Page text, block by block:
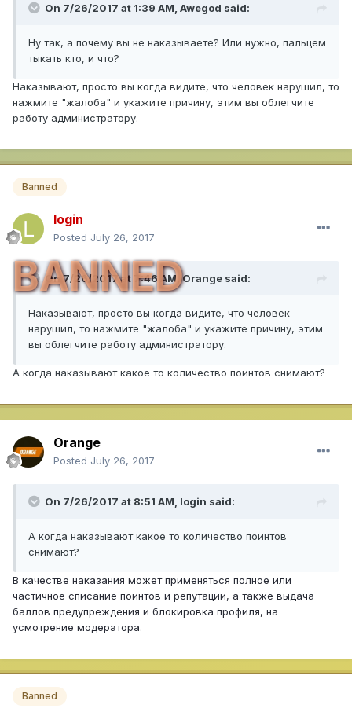
On 7/26/2017 at 1:39 AM, Awegod said:
Ну так, а почему вы не наказываете? Или нужно, пальцем
тыкать кто, и что?
Наказывают, просто вы когда видите, что человек нарушил, то
нажмите "жалоба" и укажите причину, этим вы облегчите
работу администратору.
Banned
login
Posted July 26, 2017
BANNED
On 7/26/2017 at 7:46 AM,Orange said:
Наказывают, просто вы когда видите, что человек
нарушил, то нажмите "жалоба" и укажите причину, этим
вы облегчите работу администратору.
А когда наказывают какое то количество поинтов снимают?
Orange
Posted July 26, 2017
On 7/26/2017 at 8:51 AM, login said:
А когда наказывают какое то количество поинтов
снимают?
В качестве наказания может применяться полное или
частичное списание поинтов и репутации, а также выдача
баллов предупреждения и блокировка профиля, на
усмотрение модератора.
Banned